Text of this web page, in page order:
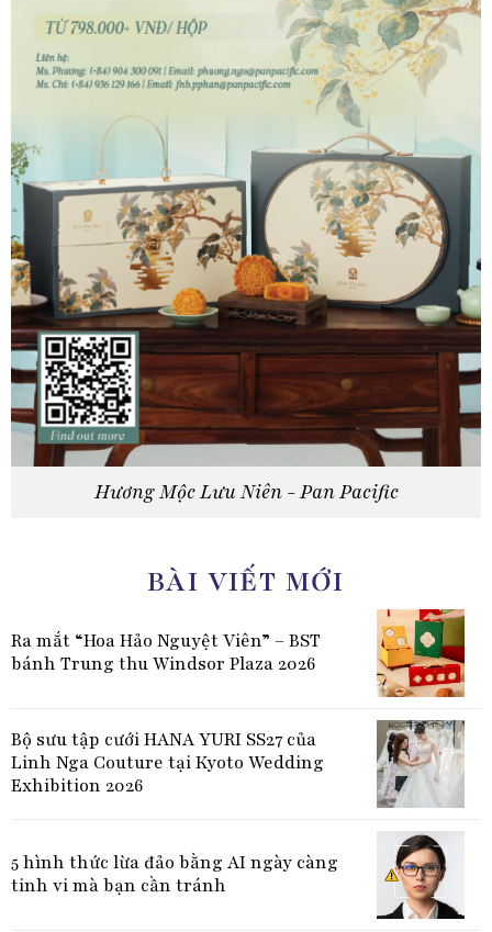
Hương Mộc Lưu Niên - Pan Pacific
BÀI VIẾT MỚI
Ra mắt “Hoa Hảo Nguyệt Viên” – BST
bánh Trung thu Windsor Plaza 2026
Bộ sưu tập cưới HANA YURI SS27 của
Linh Nga Couture tại Kyoto Wedding
Exhibition 2026
5 hình thức lừa đảo bằng AI ngày càng
tinh vi mà bạn cần tránh